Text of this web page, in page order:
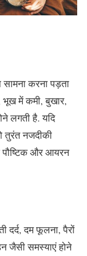
करना पड़ता
भूख में कमी, बुखार,
लगती है. यदि
तुरंत नजदीकी
पौष्टिक और आयरन
दर्द, दम फूलना, पैरों
जैसी समस्याएं होने